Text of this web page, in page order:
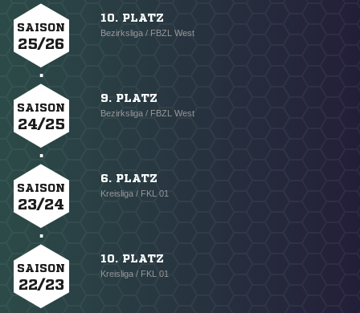
SAISON
25/26
10. PLATZ
Bezirksliga / FBZL West
SAISON
24/25
9. PLATZ
Bezirksliga / FBZL West
SAISON
23/24
6. PLATZ
Kreisliga / FKL 01
SAISON
22/23
10. PLATZ
Kreisliga / FKL 01